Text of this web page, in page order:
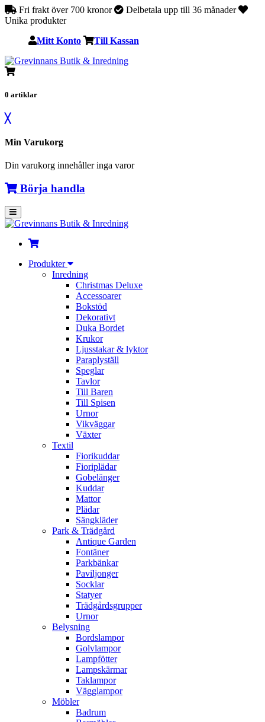
Fri frakt över 700 kronor
Delbetala upp till 36 månader
Unika produkter
Mitt Konto Till Kassan
0 artiklar
╳
Min Varukorg
Din varukorg innehåller inga varor
Börja handla
Produkter
Inredning
Christmas Deluxe
Accessoarer
Bokstöd
Dekorativt
Duka Bordet
Krukor
Ljusstakar & lyktor
Paraplyställ
Speglar
Tavlor
Till Baren
Till Spisen
Urnor
Vikväggar
Växter
Textil
Fiorikuddar
Fioriplädar
Gobelänger
Kuddar
Mattor
Plädar
Sängkläder
Park & Trädgård
Antique Garden
Fontäner
Parkbänkar
Paviljonger
Socklar
Statyer
Trädgårdsgrupper
Urnor
Belysning
Bordslampor
Golvlampor
Lampfötter
Lampskärmar
Taklampor
Vägglampor
Möbler
Badrum